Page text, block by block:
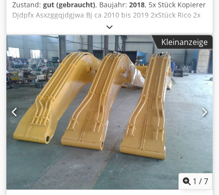
Zustand: gut (gebraucht), Baujahr: 2018, 5x Stück Kopierer
Djdpfx Asxzggqjdgjwa Bj ca 2010 bis 2019 2xStück Rico 2x
Kleinanzeige
1 /7